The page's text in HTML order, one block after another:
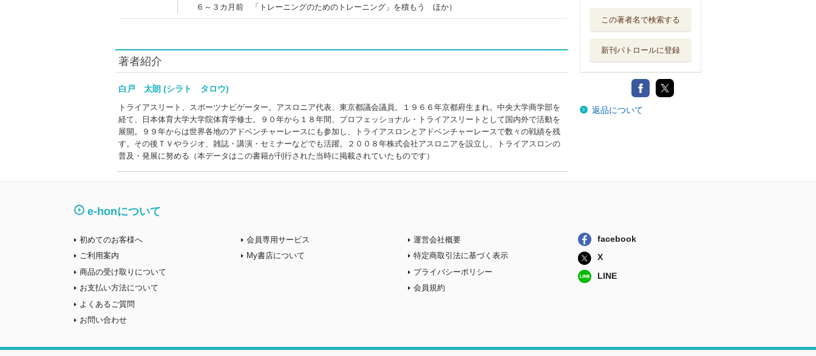
６～３カ月前 「トレーニングのためのトレーニング」を積もう ほか）
著者紹介
白戸 太朗 (シラト タロウ)
トライアスリート、スポーツナビゲーター。アスロニア代表、東京都議会議員。１９６６年京都府生まれ。中央大学商学部を
経て、日本体育大学大学院体育学修士。９０年から１８年間、プロフェッショナル・トライアスリートとして国内外で活動を
展開。９９年からは世界各地のアドベンチャーレースにも参加し、トライアスロンとアドベンチャーレースで数々の戦績を残
す。その後ＴＶやラジオ、雑誌・講演・セミナーなどでも活躍。２００８年株式会社アスロニアを設立し、トライアスロンの
普及・発展に努める（本データはこの書籍が刊行された当時に掲載されていたものです）
この著者名で検索する
新刊パトロールに登録
返品について
e-honについて
初めてのお客様へ
ご利用案内
商品の受け取りについて
お支払い方法について
よくあるご質問
お問い合わせ
会員専用サービス
My書店について
運営会社概要
特定商取引法に基づく表示
プライバシーポリシー
会員規約
facebook
X
LINE